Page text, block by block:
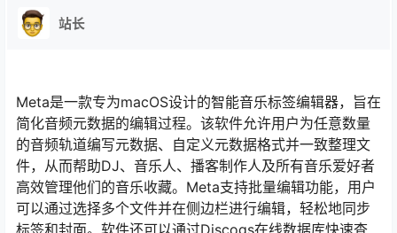
站长
Meta是一款专为macOS设计的智能音乐标签编辑器，旨在
简化音频元数据的编辑过程。该软件允许用户为任意数量
的音频轨道编写元数据、自定义元数据格式并一致整理文
件，从而帮助DJ、音乐人、播客制作人及所有音乐爱好者
高效管理他们的音乐收藏。Meta支持批量编辑功能，用户
可以通过选择多个文件并在侧边栏进行编辑，轻松地同步